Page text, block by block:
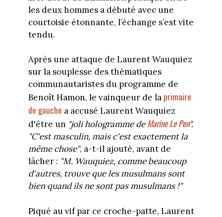
les deux hommes a débuté avec une
courtoisie étonnante, l’échange s’est vite
tendu.
Après une attaque de Laurent Wauquiez
sur la souplesse des thématiques
communautaristes du programme de
Benoît Hamon, le vainqueur de la primaire
de gauche a accusé Laurent Wauquiez
d'être un "joli hologramme deMarine Le Pen".
"C'est masculin, mais c'est exactement la
même chose", a-t-il ajouté, avant de
lâcher : "M. Wauquiez, comme beaucoup
d'autres, trouve que les musulmans sont
bien quand ils ne sont pas musulmans !"
Piqué au vif par ce croche-patte, Laurent